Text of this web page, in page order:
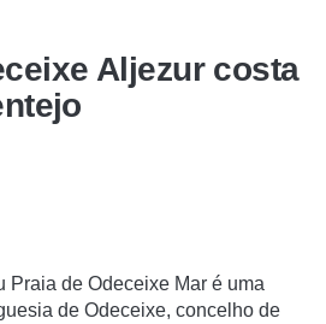
Aljezur costa
Praia de Odeceixe Mar é uma
de Odeceixe, concelho de